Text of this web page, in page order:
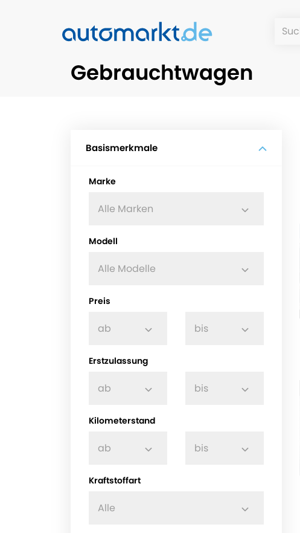
Gebrauchtwagen
Basismerkmale
Marke
Alle Marken
Modell
Alle Modelle
Preis
ab bis
Erstzulassung
ab bis
Kilometerstand
ab bis
Kraftstoffart
Alle